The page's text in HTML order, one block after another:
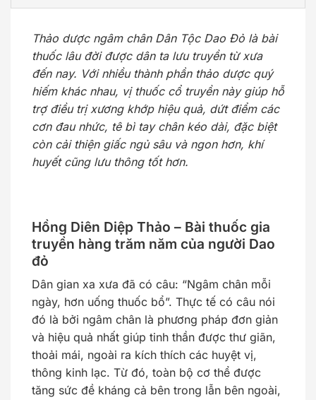
Thảo dược ngâm chân Dân Tộc Dao Đỏ là bài
thuốc lâu đời được dân ta lưu truyền từ xưa
đến nay. Với nhiều thành phần thảo dược quý
hiếm khác nhau, vị thuốc cổ truyền này giúp hỗ
trợ điều trị xương khớp hiệu quả, dứt điểm các
cơn đau nhức, tê bì tay chân kéo dài, đặc biệt
còn cải thiện giấc ngủ sâu và ngon hơn, khí
huyết cũng lưu thông tốt hơn.
Hồng Diên Diệp Thảo – Bài thuốc gia
truyền hàng trăm năm của người Dao
đỏ
Dân gian xa xưa đã có câu: “Ngâm chân mỗi
ngày, hơn uống thuốc bổ”. Thực tế có câu nói
đó là bởi ngâm chân là phương pháp đơn giản
và hiệu quả nhất giúp tinh thần được thư giãn,
thoải mái, ngoài ra kích thích các huyệt vị,
thông kinh lạc. Từ đó, toàn bộ cơ thể được
tăng sức đề kháng cả bên trong lẫn bên ngoài,